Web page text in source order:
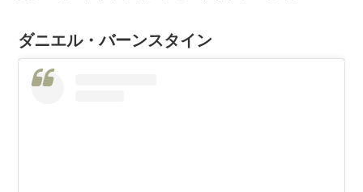
ダニエル・バーンスタイン